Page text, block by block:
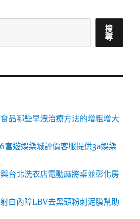
搜
尋
品哪些早洩治療方法的增粗增大
富遊娛樂城評價客服提供3a娛樂
台北洗衣店電動麻將桌並彰化房
白內障LBV去黑頭粉刺泥膜幫助